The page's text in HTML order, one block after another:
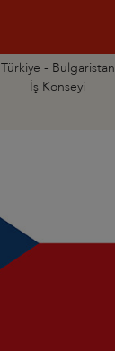
Türkiye - Bulgaristan
İş Konseyi